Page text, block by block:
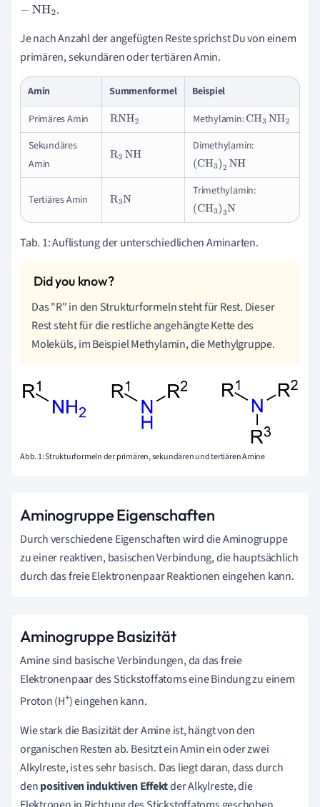
-NH2
.
Je nach Anzahl der angefügten Reste sprichst Du von einem
primären, sekundären oder tertiären Amin.
Amin Summenformel
Beispiel
Primäres Amin
RNH2 Methylamin:CH3NH2
Sekundäres
Amin
R2NH
Dimethylamin:
(CH3)2NH
Tertiäres Amin R3N
Trimethylamin:
(CH3)3N
Tab. 1: Auflistung der unterschiedlichen Aminarten.
Das "R" in den Strukturformeln steht für Rest. Dieser
Rest steht für die restliche angehängte Kette des
Moleküls, im Beispiel Methylamin, die Methylgruppe.
Abb. 1: Strukturformeln der primären, sekundären und tertiären Amine
Aminogruppe Eigenschaften
Durch verschiedene Eigenschaften wird die Aminogruppe
zu einer reaktiven, basischen Verbindung, die hauptsächlich
durch das freie Elektronenpaar Reaktionen eingehen kann.
Aminogruppe Basizität
Amine sind basische Verbindungen, da das freie
Elektronenpaar des Stickstoffatoms eine Bindung zu einem
Proton (H+) eingehen kann.
Wie stark die Basizität der Amine ist, hängt von den
organischen Resten ab. Besitzt ein Amin ein oder zwei
Alkylreste, ist es sehr basisch. Das liegt daran, dass durch
denpositiven induktiven Effektder Alkylreste, die